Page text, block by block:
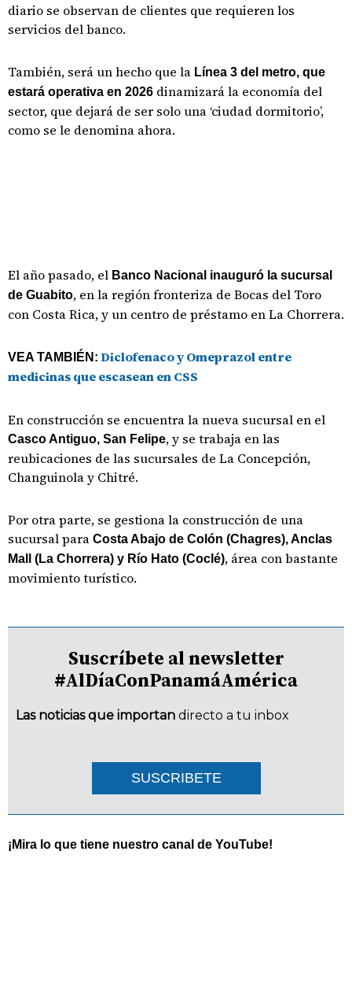
diario se observan de clientes que requieren los
servicios del banco.
También, será un hecho que la Línea 3 del metro, que
estará operativa en 2026 dinamizará la economía del
sector, que dejará de ser solo una ‘ciudad dormitorio’,
como se le denomina ahora.
El año pasado, el Banco Nacional inauguró la sucursal
de Guabito, en la región fronteriza de Bocas del Toro
con Costa Rica, y un centro de préstamo en La Chorrera.
VEA TAMBIÉN: Diclofenaco y Omeprazol entre
medicinas que escasean en CSS
En construcción se encuentra la nueva sucursal en el
Casco Antiguo, San Felipe, y se trabaja en las
reubicaciones de las sucursales de La Concepción,
Changuinola y Chitré.
Por otra parte, se gestiona la construcción de una
sucursal para Costa Abajo de Colón (Chagres), Anclas
Mall (La Chorrera) y Río Hato (Coclé), área con bastante
movimiento turístico.
Suscríbete al newsletter
#AlDíaConPanamáAmérica
Las noticias que importan directo a tu inbox
SUSCRIBETE
¡Mira lo que tiene nuestro canal de YouTube!